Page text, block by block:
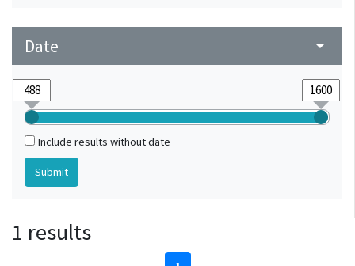
Date arrow_drop_down
Include results without date
1 results